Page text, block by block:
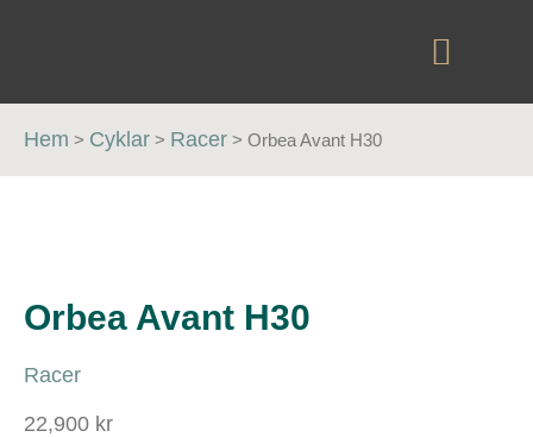
Hem > Cyklar > Racer > Orbea Avant H30
Orbea Avant H30
Racer
22,900 kr